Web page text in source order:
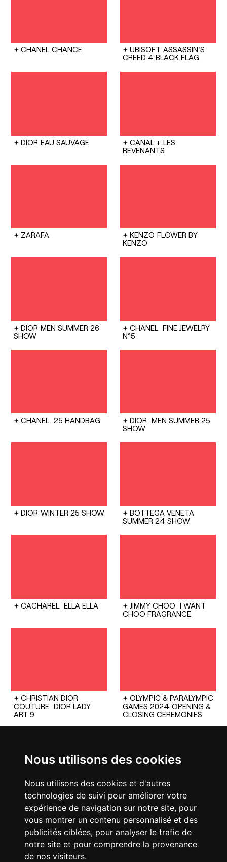
Nous utilisons des cookies
Nous utilisons des cookies et d'autres
technologies de suivi pour améliorer votre
expérience de navigation sur notre site, pour
vous montrer un contenu personnalisé et des
publicités ciblées, pour analyser le trafic de
notre site et pour comprendre la provenance
de nos visiteurs.
CHANEL CHANCE UBISOFT ASSASSIN'S
CREED 4 BLACK FLAG
DIOR EAU SAUVAGE CANAL + LES
REVENANTS
ZARAFA KENZO FLOWER BY
KENZO
DIOR MEN SUMMER 26
SHOW
CHANEL
FINE JEWELRY
N°5
CHANEL 25 HANDBAG DIOR MEN SUMMER 25
SHOW
DIOR WINTER 25 SHOW
BOTTEGA VENETA
SUMMER 24 SHOW
CACHAREL ELLA ELLA JIMMY CHOO I WANT
CHOO FRAGRANCE
CHRISTIAN DIOR
COUTURE DIOR LADY
ART 9
OLYMPIC & PARALYMPIC
GAMES 2024 OPENING &
CLOSING CEREMONIES
CHANEL 25 HANDBAG FENDI SPRING SUMMER
25 SHOW